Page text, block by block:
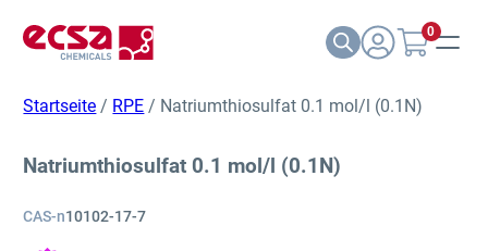
0
Startseite / RPE / Natriumthiosulfat 0.1 mol/l (0.1N)
Natriumthiosulfat 0.1 mol/l (0.1N)
CAS-n10102-17-7